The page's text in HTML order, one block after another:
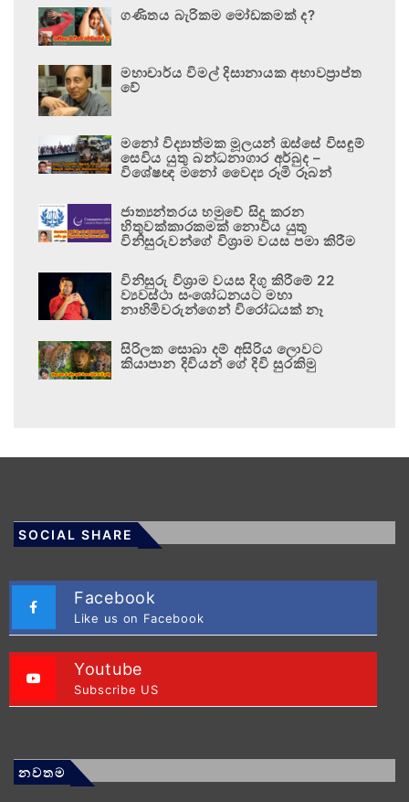
ගණිතය බැරිකම මෝඩකමක් ද?
මහාචාර්ය විමල් දිසානායක අභාවප්‍රාප්ත
වේ
මනෝ විද්‍යාත්මක මූලයන් ඔස්සේ විසඳුම්
සෙවිය යුතු බන්ධනාගාර අර්බුද –
විශේෂඥ මනෝ වෛද්‍ය රූමි රූබන්
ජාත්‍යන්තරය හමුවේ සිදු කරන
හිතුවක්කාරකමක් නොවිය යුතු
විනිසුරුවන්ගේ විශ්‍රාම වයස පමා කිරීම
විනිසුරු විශ්‍රාම වයස දිගු කිරීමේ 22
ව්‍යවස්ථා සංශෝධනයට මහා
නාහිමිවරුන්ගෙන් විරෝධයක් නෑ
සිරිලක සොබා දම් අසිරිය ලොවට
කියාපාන දිවියන් ගේ දිවි සුරකිමු
SOCIAL SHARE
Facebook
Like us on Facebook
Youtube
Subscribe US
නවතම